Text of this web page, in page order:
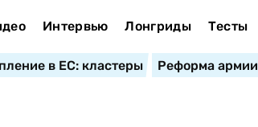
Интервью Лонгриды Тесты
в ЕС: кластеры Реформа армии